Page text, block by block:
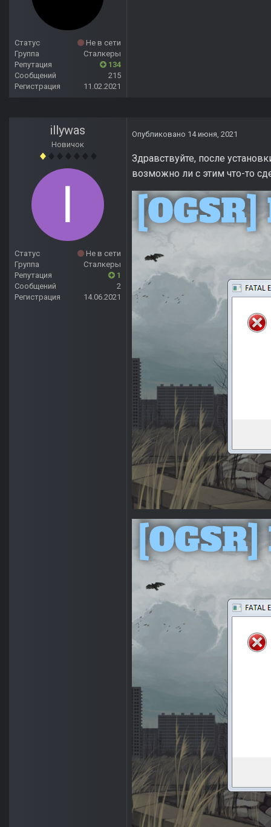
Статус
Не в сети
Группа
Сталкеры
Репутация
134
Сообщений
215
Регистрация
11.02.2021
illywas
Новичок
Статус
Не в сети
Группа
Сталкеры
Репутация
1
Сообщений
2
Регистрация
14.06.2021
Опубликовано 14 июня, 2021
Здравствуйте, после
возможно ли с этим что-то